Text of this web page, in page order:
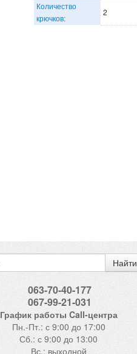
Количество
крючков:
2
Найти
063-70-40-177
067-99-21-031
График работы Call-центра
Пн.-Пт.: с 9:00 до 17:00
Сб.: с 9:00 до 13:00
Вс.: выходной